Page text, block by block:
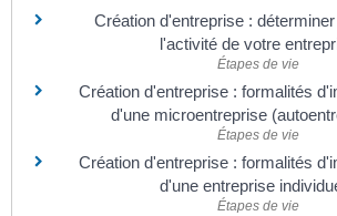
Création d'entreprise :
l'activité de votre
Étapes de vie
Création d'entreprise : formalités
d'une microentreprise
Étapes de vie
Création d'entreprise : formalités
d'une entreprise
Étapes de vie